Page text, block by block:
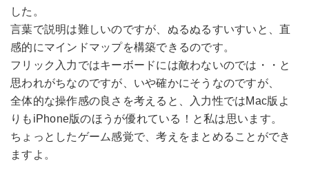
した。
言葉で説明は難しいのですが、ぬるぬるすいすいと、直
感的にマインドマップを構築できるのです。
フリック入力ではキーボードには敵わないのでは・・と
思われがちなのですが、いや確かにそうなのですが、
全体的な操作感の良さを考えると、入力性ではMac版よ
りもiPhone版のほうが優れている！と私は思います。
ちょっとしたゲーム感覚で、考えをまとめることができ
ますよ。